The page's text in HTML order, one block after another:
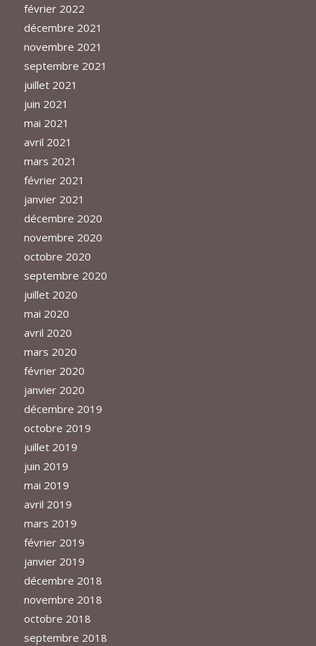
février 2022
décembre 2021
novembre 2021
septembre 2021
juillet 2021
juin 2021
mai 2021
avril 2021
mars 2021
février 2021
janvier 2021
décembre 2020
novembre 2020
octobre 2020
septembre 2020
juillet 2020
mai 2020
avril 2020
mars 2020
février 2020
janvier 2020
décembre 2019
octobre 2019
juillet 2019
juin 2019
mai 2019
avril 2019
mars 2019
février 2019
janvier 2019
décembre 2018
novembre 2018
octobre 2018
septembre 2018